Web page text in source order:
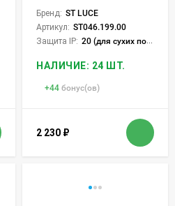
Бренд: ST LUCE
Артикул: ST046.199.00
Защита IP: 20 (для сухих пом.)
НАЛИЧИЕ: 24 ШТ.
+44 бонус(ов)
2 230 ₽